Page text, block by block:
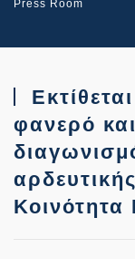
Press Room
φανερό
Κοινότητα